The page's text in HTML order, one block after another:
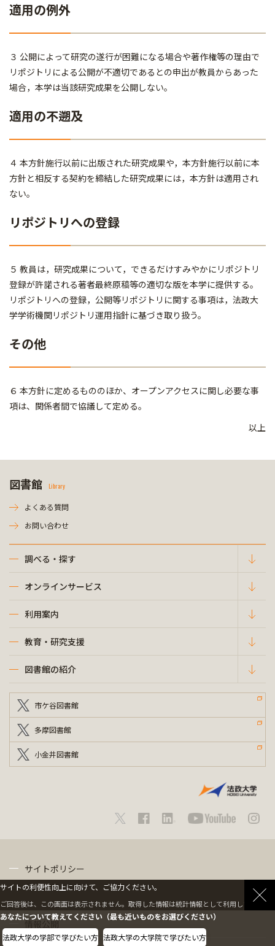
適用の例外
３ 公開によって研究の遂行が困難になる場合や著作権等の理由で
リポジトリによる公開が不適切であるとの申出が教員からあった
場合，本学は当該研究成果を公開しない。
適用の不遡及
４ 本方針施行以前に出版された研究成果や，本方針施行以前に本
方針と相反する契約を締結した研究成果には，本方針は適用され
ない。
リポジトリへの登録
５ 教員は，研究成果について，できるだけすみやかにリポジトリ
登録が許諾される著者最終原稿等の適切な版を本学に提供する。
リポジトリへの登録，公開等リポジトリに関する事項は，法政大
学学術機関リポジトリ運用指針に基づき取り扱う。
その他
６ 本方針に定めるもののほか、オープンアクセスに関し必要な事
項は、関係者間で協議して定める。
以上
図書館 Library
よくある質問
お問い合わせ
調べる・探す
オンラインサービス
利用案内
教育・研究支援
図書館の紹介
市ケ谷図書館
多摩図書館
小金井図書館
サイトポリシー
情報公開
サイトの利便性向上に向けて、ご協力ください。
ご回答後は、この画面は表示されません。取得した情報は統計情報として利用します。
あなたについて教えてください（最も近いものをお選びください）
法政大学の学部で学びたい方 法政大学の大学院で学びたい方